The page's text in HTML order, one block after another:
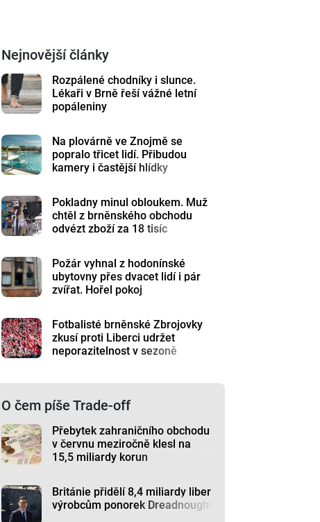
Nejnovější články
Rozpálené chodníky i slunce.
Lékaři v Brně řeší vážné letní
popáleniny
Na plovárně ve Znojmě se
popralo třicet lidí. Přibudou
kamery i častější hlídky
Pokladny minul obloukem. Muž
chtěl z brněnského obchodu
odvézt zboží za 18 tisíc
Požár vyhnal z hodonínské
ubytovny přes dvacet lidí i pár
zvířat. Hořel pokoj
Fotbalisté brněnské Zbrojovky
zkusí proti Liberci udržet
neporazitelnost v sezoně
O čem píše Trade-off
Přebytek zahraničního obchodu
v červnu meziročně klesl na
15,5 miliardy korun
Británie přidělí 8,4 miliardy liber
výrobcům ponorek Dreadnought